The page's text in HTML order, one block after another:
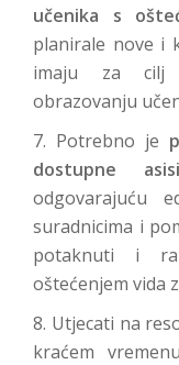
učenika s
planirale nove i
imaju za cilj
obrazovanju
7. Potrebno je
dostupne
odgovarajuću
suradnicima i
potaknuti i
oštećenjem vida
8. Utjecati na
kraćem